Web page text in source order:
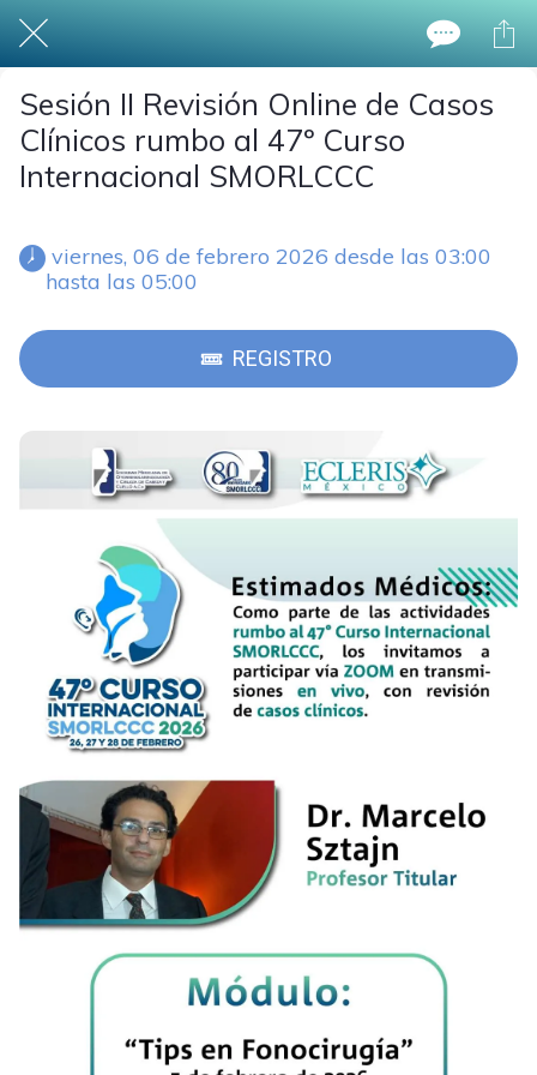
Sesión II Revisión Online de Casos
Clínicos rumbo al 47º Curso
Internacional SMORLCCC
hasta las 05:00
REGISTRO